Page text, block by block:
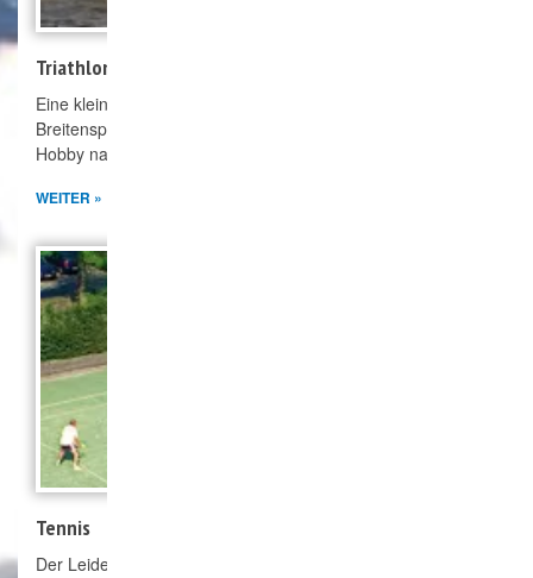
Triathlon
Eine kleine Gruppe von Ausdauersportlern die vom
Breitensporttriathlon bis zur Langdistanz (Ironman) ihrem
Hobby nachgehen.
WEITER »
Tennis
Der Leidenschaft Tennis auf einer eigenen kleinen Anlage